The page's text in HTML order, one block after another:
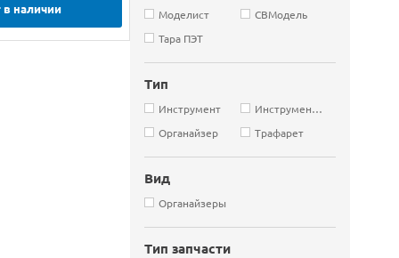
Моделист
СВМодель
Тара ПЭТ
Тип
Инструмент
Инструменты
Органайзер
Трафарет
Вид
Органайзеры
Тип запчасти
в наличии